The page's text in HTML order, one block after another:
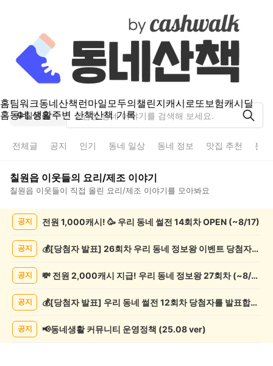
홈팀워크동네산책런마일모두의챌린지캐시로또보험캐시딜
홈동네 생활주변 산책산책 기록
칠원읍
전체글 공지 인기 동네 일상 동네 정보 맛집 추천 분
칠원읍 이웃들의 요리/제조 이야기
칠원읍 이웃들이 직접 올린 요리/제조 이야기를 모아봐요
록
공지 전원 1,000캐시! 🥳 우리 동네 썰전 14회차 OPEN (~8/17)
공지 💰[당첨자 발표] 26회차 우리 동네 정보왕 이벤트 당첨자를 발표합니다!
공지 💸 전원 2,000캐시 지급! 우리 동네 정보왕 27회차 (~8/10)
공지 💰[당첨자 발표] 우리 동네 썰전 12회차 당첨자를 발표합니다!
공지 📢동네생활 커뮤니티 운영정책 (25.08 ver)